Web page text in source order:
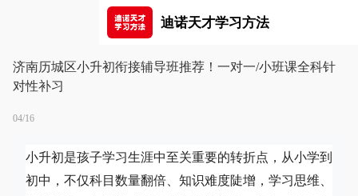
迪诺天才学习方法
济南历城区小升初衔接辅导班推荐！一对一/小班课全科针
对性补习
04/16
小升初是孩子学习生涯中至关重要的转折点，从小学到
初中，不仅科目数量翻倍、知识难度陡增，学习思维、